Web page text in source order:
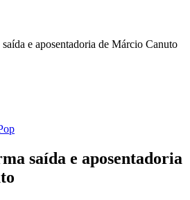
e aposentadoria de Márcio Canuto
saída e aposentadoria